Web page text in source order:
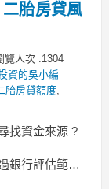
胎房貸風
覽人次 :1304
資的吳小編
胎房貸額度,
找資金來源 ?
銀行評估範圍
呢 ? 原因有幾